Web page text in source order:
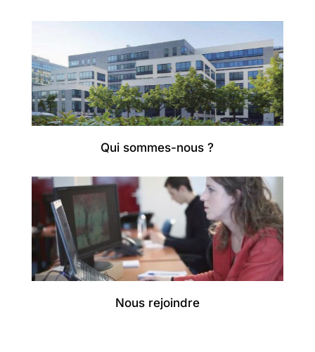
Qui sommes-nous ?
Nous rejoindre